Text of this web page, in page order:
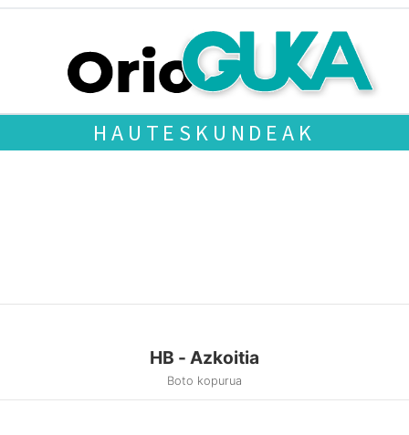
HAUTESKUNDEAK
HB - Azkoitia
Boto kopurua